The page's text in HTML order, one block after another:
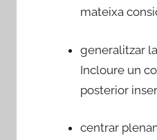
mateixa
generalitzar
Incloure un
posterior
centrar